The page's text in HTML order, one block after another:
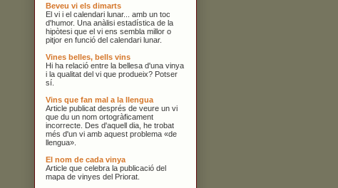
Beveu vi els dimarts
El vi i el calendari lunar... amb un toc
d'humor. Una anàlisi estadística de la
hipòtesi que el vi ens sembla millor o
pitjor en funció del calendari lunar.
Vines belles, bells vins
Hi ha relació entre la bellesa d'una vinya
i la qualitat del vi que produeix? Potser
sí.
Vins que fan mal a la llengua
Article publicat després de veure un vi
que du un nom ortogràficament
incorrecte. Des d'aquell dia, he trobat
més d'un vi amb aquest problema «de
llengua».
El nom de cada vinya
Article que celebra la publicació del
mapa de vinyes del Priorat.